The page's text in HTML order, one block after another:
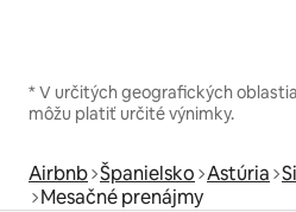
* V určitých geografických
môžu platiť určité výnimky.
Airbnb Španielsko Astúria
Mesačné prenájmy